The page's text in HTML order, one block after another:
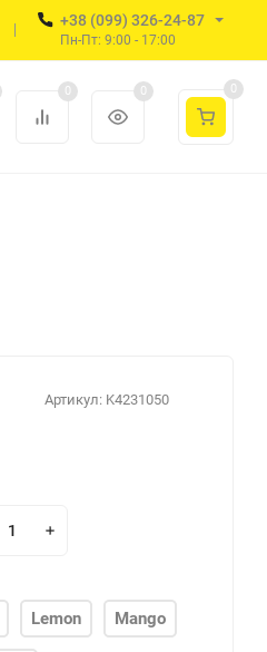
+38 (099) 326-24-87
Пн-Пт: 9:00 - 17:00
0 0 0
Артикул: K4231050
Lemon Mango